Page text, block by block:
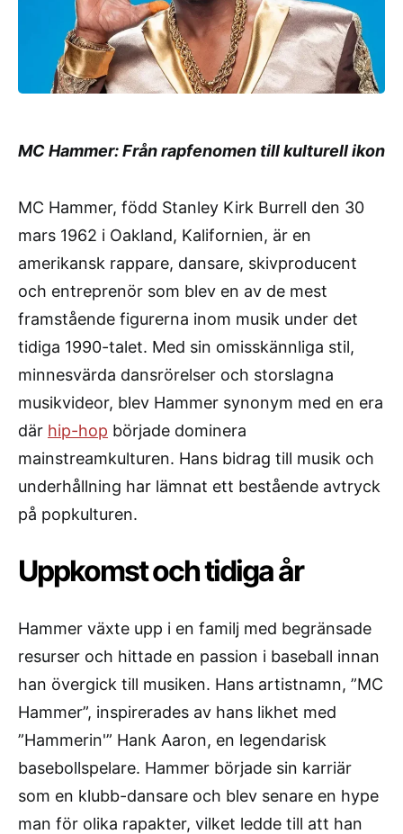
MC Hammer: Från rapfenomen till kulturell ikon
MC Hammer, född Stanley Kirk Burrell den 30
mars 1962 i Oakland, Kalifornien, är en
amerikansk rappare, dansare, skivproducent
och entreprenör som blev en av de mest
framstående figurerna inom musik under det
tidiga 1990-talet. Med sin omisskännliga stil,
minnesvärda dansrörelser och storslagna
musikvideor, blev Hammer synonym med en era
där hip-hop började dominera
mainstreamkulturen. Hans bidrag till musik och
underhållning har lämnat ett bestående avtryck
på popkulturen.
Uppkomst och tidiga år
Hammer växte upp i en familj med begränsade
resurser och hittade en passion i baseball innan
han övergick till musiken. Hans artistnamn, ”MC
Hammer”, inspirerades av hans likhet med
”Hammerin'” Hank Aaron, en legendarisk
basebollspelare. Hammer började sin karriär
som en klubb-dansare och blev senare en hype
man för olika rapakter, vilket ledde till att han